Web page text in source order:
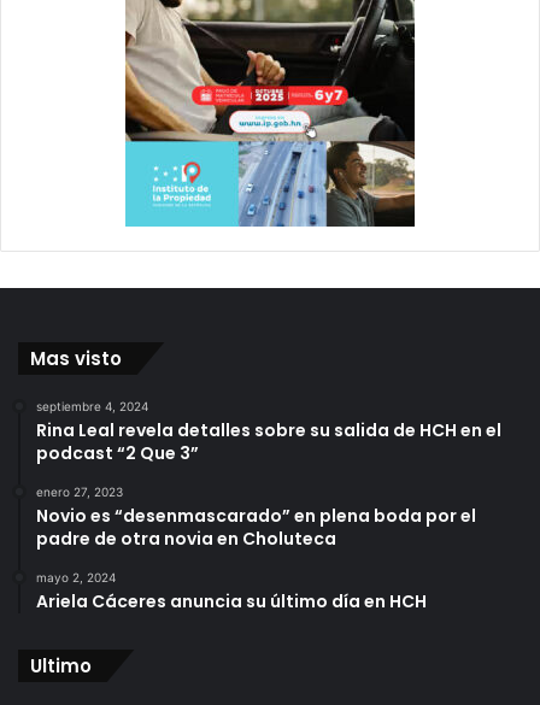
Mas visto
septiembre 4, 2024
Rina Leal revela detalles sobre su salida de HCH en el
podcast “2 Que 3”
enero 27, 2023
Novio es “desenmascarado” en plena boda por el
padre de otra novia en Choluteca
mayo 2, 2024
Ariela Cáceres anuncia su último día en HCH
Ultimo